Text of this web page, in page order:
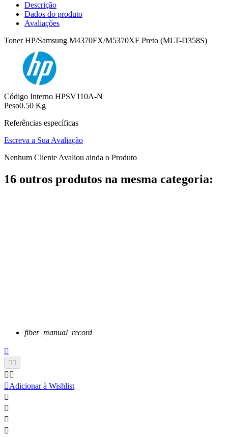
Descrição
Dados do produto
Avaliações
Toner HP/Samsung M4370FX/M5370XF Preto (MLT-D358S)
Código Interno HPSV110A-N
Peso0.50 Kg
Referências específicas
Escreva a Sua Avaliação
Nenhum Cliente Avaliou ainda o Produto
16 outros produtos na mesma categoria:
fiber_manual_record

 
 
Adicionar à Wishlist



